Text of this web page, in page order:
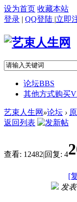
设为首页 收藏本站
登录 | QQ登陆 |立即
论坛BBS
其他方式购买
艺束人生网 »论坛 ›
返回列表
查看: 12482|回复: 4
[
发